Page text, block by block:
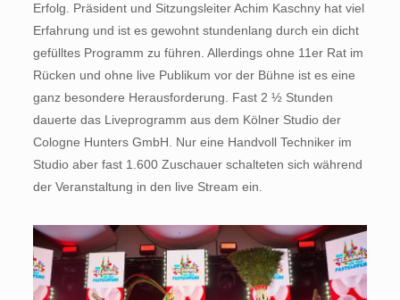
Erfolg. Präsident und Sitzungsleiter Achim Kaschny hat viel
Erfahrung und ist es gewohnt stundenlang durch ein dicht
gefülltes Programm zu führen. Allerdings ohne 11er Rat im
Rücken und ohne live Publikum vor der Bühne ist es eine
ganz besondere Herausforderung. Fast 2 ½ Stunden
dauerte das Liveprogramm aus dem Kölner Studio der
Cologne Hunters GmbH. Nur eine Handvoll Techniker im
Studio aber fast 1.600 Zuschauer schalteten sich während
der Veranstaltung in den live Stream ein.